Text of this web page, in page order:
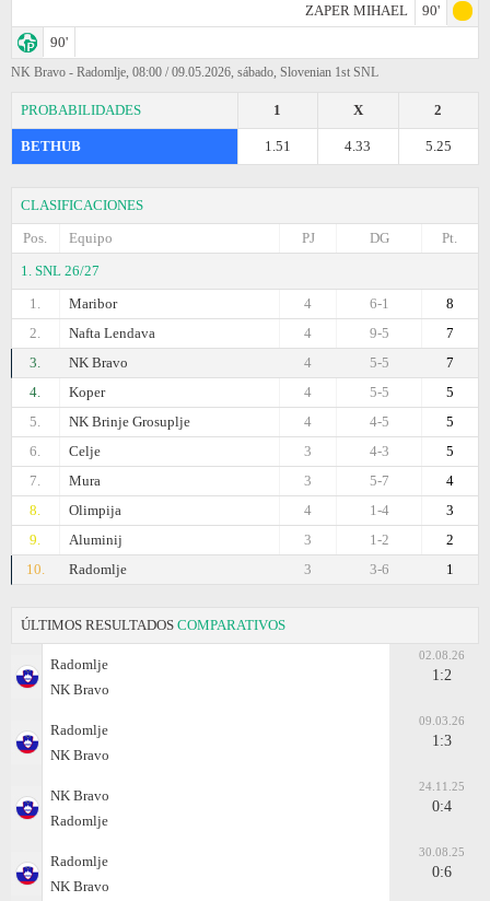
ZAPER MIHAEL
90'
90'
NK Bravo - Radomlje, 08:00 / 09.05.2026, sábado, Slovenian 1st SNL
PROBABILIDADES 2
X
1
BETHUB 5.25
4.33
1.51
CLASIFICACIONES
Pos.
Equipo Pt.
DG
PJ
1. SNL 26/27
1.
Maribor 8
6-1
4
2.
Nafta Lendava 7
9-5
4
3.
NK Bravo 7
5-5
4
4.
Koper 5
5-5
4
5.
NK Brinje Grosuplje 5
4-5
4
6.
Celje 5
4-3
3
7.
Mura 4
5-7
3
8.
Olimpija 3
1-4
4
9.
Aluminij 2
1-2
3
10.
Radomlje 1
3-6
3
ÚLTIMOS RESULTADOS COMPARATIVOS
Radomlje
NK Bravo
02.08.26
1:2
Radomlje
NK Bravo
09.03.26
1:3
NK Bravo
Radomlje
24.11.25
0:4
Radomlje
NK Bravo
30.08.25
0:6